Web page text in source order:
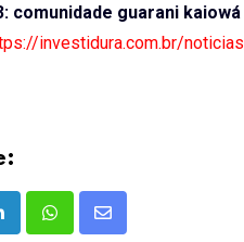
comunidade guarani
investidura.com.br/
WhatsappShare